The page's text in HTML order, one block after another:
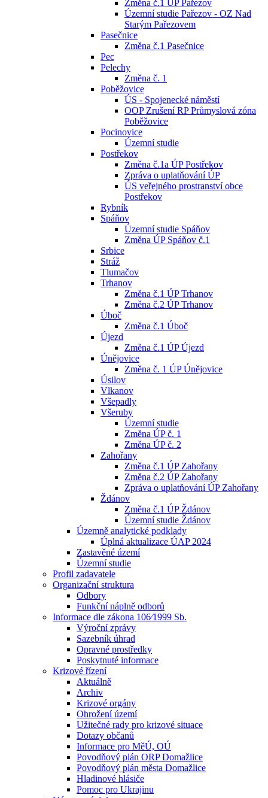
Změna č.1 ÚP Pařezov
Územní studie Pařezov - OZ Nad
Starým Pařezovem
Pasečnice
Změna č.1 Pasečnice
Pec
Pelechy
Změna č. 1
Poběžovice
ÚS - Spojenecké náměstí
OOP Zrušení RP Průmyslová zóna
Poběžovice
Pocinovice
Územní studie
Postřekov
Změna č.1a ÚP Postřekov
Zpráva o uplatňování ÚP
ÚS veřejného prostranství obce
Postřekov
Rybník
Spáňov
Územní studie Spáňov
Změna ÚP Spáňov č.1
Srbice
Stráž
Tlumačov
Trhanov
Změna č.1 ÚP Trhanov
Změna č.2 ÚP Trhanov
Úboč
Změna č.1 Úboč
Újezd
Změna č.1 ÚP Újezd
Únějovice
Změna č. 1 ÚP Únějovice
Úsilov
Vlkanov
Všepadly
Všeruby
Územní studie
Změna ÚP č. 1
Změna ÚP č. 2
Zahořany
Změna č.1 ÚP Zahořany
Změna č.2 ÚP Zahořany
Zpráva o uplatňování ÚP Zahořany
Ždánov
Změna č.1 ÚP Ždánov
Územní studie Ždánov
Územně analytické podklady
Úplná aktualizace ÚAP 2024
Zastavěné území
Územní studie
Profil zadavatele
Organizační struktura
Odbory
Funkční náplně odborů
Informace dle zákona 106⁄1999 Sb.
Výroční zprávy
Sazebník úhrad
Opravné prostředky
Poskytnuté informace
Krizové řízení
Aktuálně
Archiv
Krizové orgány
Ohrožení území
Užitečné rady pro krizové situace
Dotazy občanů
Informace pro MěÚ, OÚ
Povodňový plán ORP Domažlice
Povodňový plán města Domažlice
Hladinové hlásiče
Pomoc pro Ukrajinu